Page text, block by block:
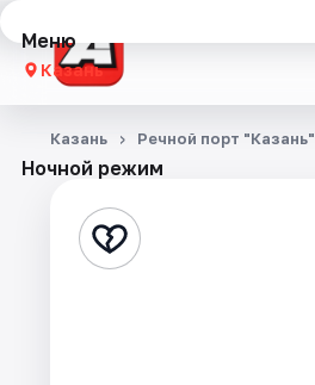
Меню
Казань
Концерты
Стендап
Ночной режим
Казань Речной порт "Казань"